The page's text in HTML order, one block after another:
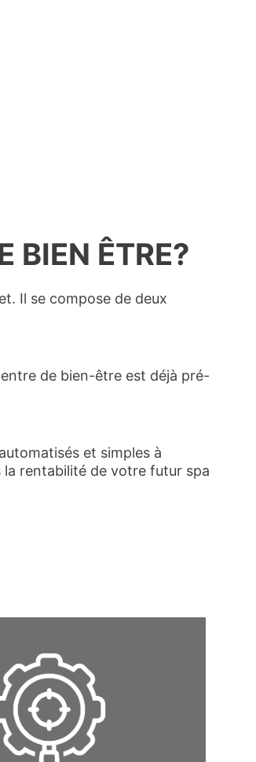
BIEN ÊTRE?
Il se compose de deux
de bien-être est déjà pré-
et simples à
rentabilité de votre futur spa